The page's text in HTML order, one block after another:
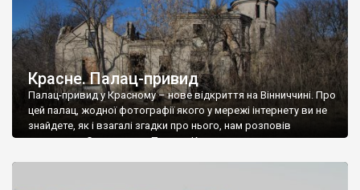
Красне. Палац-привид
Палац-привид у Красному – нове відкриття на Вінниччині. Про
цей палац, жодної фотографії якого у мережі інтернету ви не
знайдете, як і взагалі згадки про нього, нам розповів
мешканець Самгородка. Палац у Красному вразив не лише